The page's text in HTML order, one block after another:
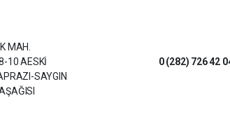
MAH.
10 AESKİ
SAYGIN
0 (282) 726 42